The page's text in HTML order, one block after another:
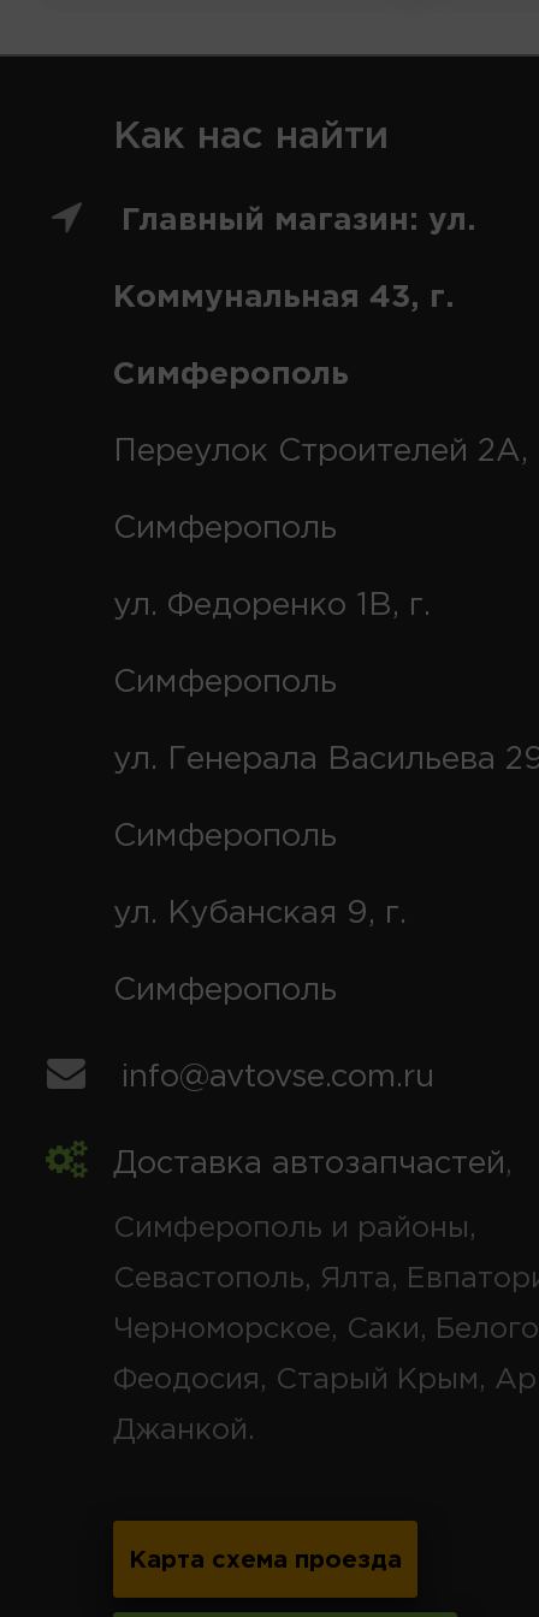
Как нас найти
Главный магазин: ул.
Коммунальная 43, г.
Симферополь
Переулок Строителей 2А,
Симферополь
ул. Федоренко 1В, г.
Симферополь
ул. Генерала Васильева
Симферополь
ул. Кубанская 9, г.
Симферополь
info@avtovse.com.ru
Доставка автозапчастей,
Симферополь и районы,
Севастополь, Ялта,
Черноморское, Саки,
Феодосия, Старый Крым,
Джанкой.
Карта схема проезда